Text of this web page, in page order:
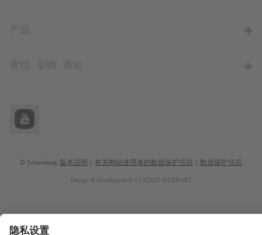
© Schomburg. 版本说明 有关网站使用者的数据保护信息 数据保护信息
Design & Development +| LOUIS INTERNET